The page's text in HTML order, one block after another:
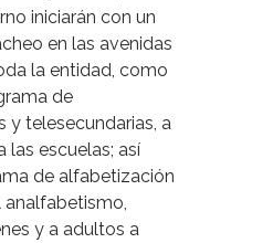
iniciarán con un
en las avenidas
la entidad, como
de
y telesecundarias, a
las escuelas; así
de alfabetización
analfabetismo,
y a adultos a